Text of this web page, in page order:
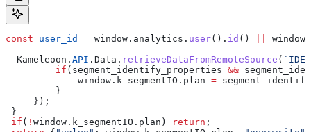
const user_id = window . analytics . user(). id () window
  Kameleoon
. API . Data . retrieveDataFromRemoteSource (
         if
( segment_identify_properties &&
             window
. k_segmentIO . plan =
         }
     });
}
if ( ! window . k_segmentIO . plan ) return ;